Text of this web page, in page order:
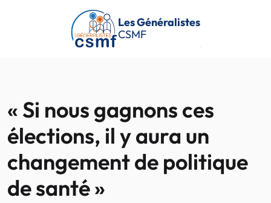
Passer au contenu principal
Les Généralistes
CSMF
« Si nous gagnons ces
élections, il y aura un
changement de politique
de santé »